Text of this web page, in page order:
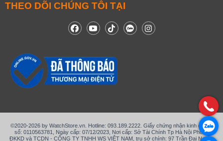
THEO DÕI CHÚNG TÔI TẠI
©2020-2026 by WatchStore.vn. Hotline: 093.189.2222. Giấy chứng nhận kinh doanh
số: 0110563781, Ngày cấp: 07/12/2023, Nơi cấp: Sở Tài Chính Tp Hà Nội Phòng
ĐKKD và TCDN - CÔNG TY TNHH WS VIỆT NAM, trụ sở chính: 97 Trần Đại Nghĩa,